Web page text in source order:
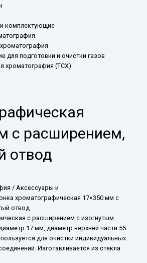
комплектующие
для подготовки и очистки газов
хроматография (ТСХ)
с расширением,
отвод
/ Аксессуары и
хроматографическая 17×350 мм с
отвод
с расширением с изогнутым
17 мм, диаметр верхней части 55
для очистки индивидуальных
Изготавливается из стекла